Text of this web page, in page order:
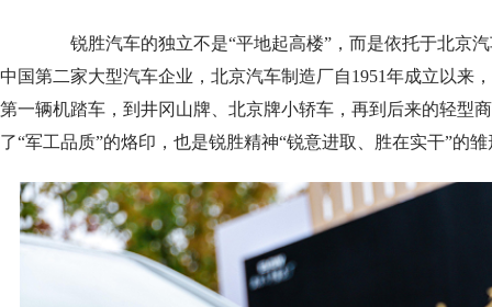
锐胜汽车的独立不是“平地起高楼”，而是依托于北京汽
中国第二家大型汽车企业，北京汽车制造厂自1951年成立以来
第一辆机踏车，到井冈山牌、北京牌小轿车，再到后来的轻型
了“军工品质”的烙印，也是锐胜精神“锐意进取、胜在实干”的雏